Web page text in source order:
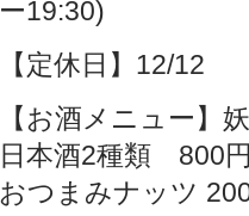
ー19:30)
【定休日】12/12
【お酒メニュー
日本酒2種類 800
おつまみナッツ